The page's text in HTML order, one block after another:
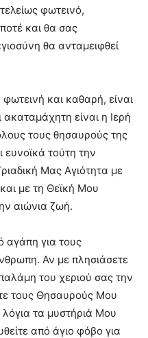
φωτεινό,
και θα σας
θα ανταμειφθεί
και καθαρή, είναι
είναι η Ιερή
τους θησαυρούς της
ευνοϊκά τούτη την
Μας Αγιότητα με
με τη Θεϊκή Μου
αιώνια ζωή.
αγάπη για τους
Αν με πλησιάσετε
του χεριού σας την
τους Θησαυρούς Μου
τα μυστήριά Μου
από άγιο φόβο για